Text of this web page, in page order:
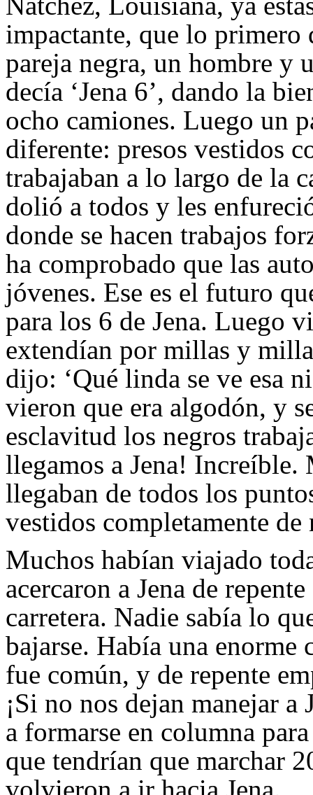
impactante, que lo primero
pareja negra, un hombre y
decía ‘Jena 6’, dando la
ocho camiones. Luego un
diferente: presos vestidos
trabajaban a lo largo de la
dolió a todos y les
donde se hacen trabajos
ha comprobado que las
jóvenes. Ese es el futuro
para los 6 de Jena. Luego
extendían por millas y
dijo: ‘Qué linda se ve esa
vieron que era algodón, y
esclavitud los negros
llegamos a Jena! Increíble.
llegaban de todos los
vestidos completamente de
Muchos habían viajado
acercaron a Jena de
carretera. Nadie sabía lo
bajarse. Había una
fue común, y de repente
¡Si no nos dejan manejar a
a formarse en columna
que tendrían que marchar